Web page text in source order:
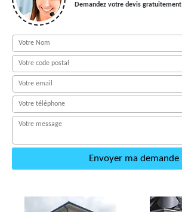
Demandez votre devis gratuitement